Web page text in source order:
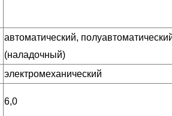
автоматический,
(наладочный)
электромеханический
6,0